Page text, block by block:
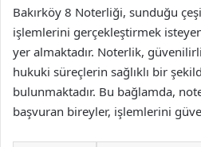
Bakırköy 8 Noterliği, sunduğu
işlemlerini gerçekleştirmek
yer almaktadır. Noterlik,
hukuki süreçlerin sağlıklı bir
bulunmaktadır. Bu bağlamda,
başvuran bireyler, işlemlerini